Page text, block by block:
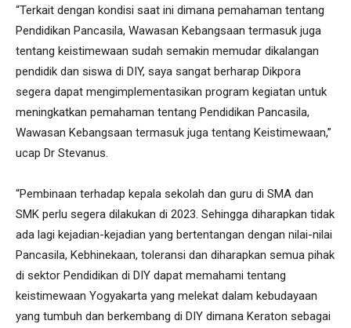
“Terkait dengan kondisi saat ini dimana pemahaman tentang
Pendidikan Pancasila, Wawasan Kebangsaan termasuk juga
tentang keistimewaan sudah semakin memudar dikalangan
pendidik dan siswa di DIY, saya sangat berharap Dikpora
segera dapat mengimplementasikan program kegiatan untuk
meningkatkan pemahaman tentang Pendidikan Pancasila,
Wawasan Kebangsaan termasuk juga tentang Keistimewaan,”
ucap Dr Stevanus.
“Pembinaan terhadap kepala sekolah dan guru di SMA dan
SMK perlu segera dilakukan di 2023. Sehingga diharapkan tidak
ada lagi kejadian-kejadian yang bertentangan dengan nilai-nilai
Pancasila, Kebhinekaan, toleransi dan diharapkan semua pihak
di sektor Pendidikan di DIY dapat memahami tentang
keistimewaan Yogyakarta yang melekat dalam kebudayaan
yang tumbuh dan berkembang di DIY dimana Keraton sebagai